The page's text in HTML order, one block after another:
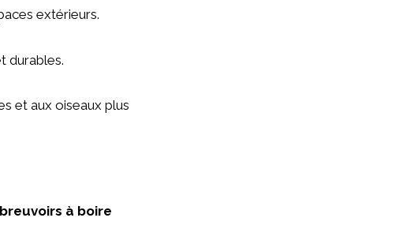
extérieurs.
durables.
et aux oiseaux plus
à boire